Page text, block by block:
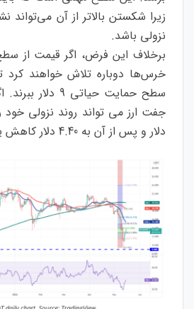
زیرا شکستن بالاتر از آن می‌تواند
نزولی باشد.
برخلاف این فرض، اگر قیمت از
خرس‌ها دوباره تلاش خواهند کرد
سطح حمایت حیاتی
دلار و پس از آن به 4.40 دلار کاهش یابد.